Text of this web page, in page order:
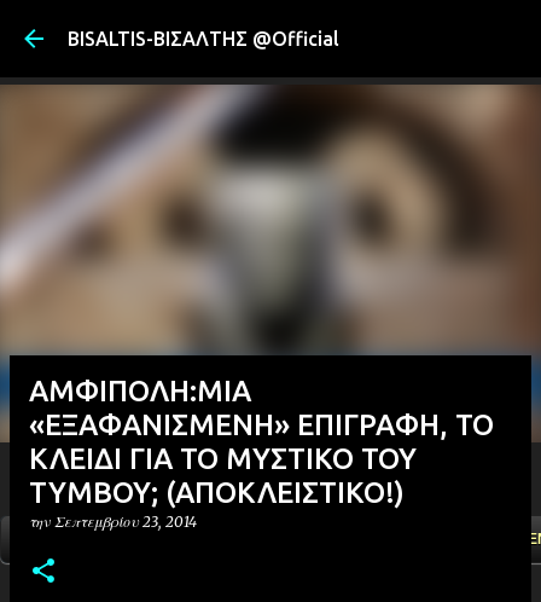
BISALTIS-ΒΙΣΑΛΤΗΣ @Official
ΑΜΦΙΠΟΛΗ:ΜΙΑ
«ΕΞΑΦΑΝΙΣΜΕΝΗ» ΕΠΙΓΡΑΦΗ, ΤΟ
ΚΛΕΙΔΙ ΓΙΑ ΤΟ ΜΥΣΤΙΚΟ ΤΟΥ
ΤΥΜΒΟΥ; (ΑΠΟΚΛΕΙΣΤΙΚΟ!)
την Σεπτεμβρίου 23, 2014